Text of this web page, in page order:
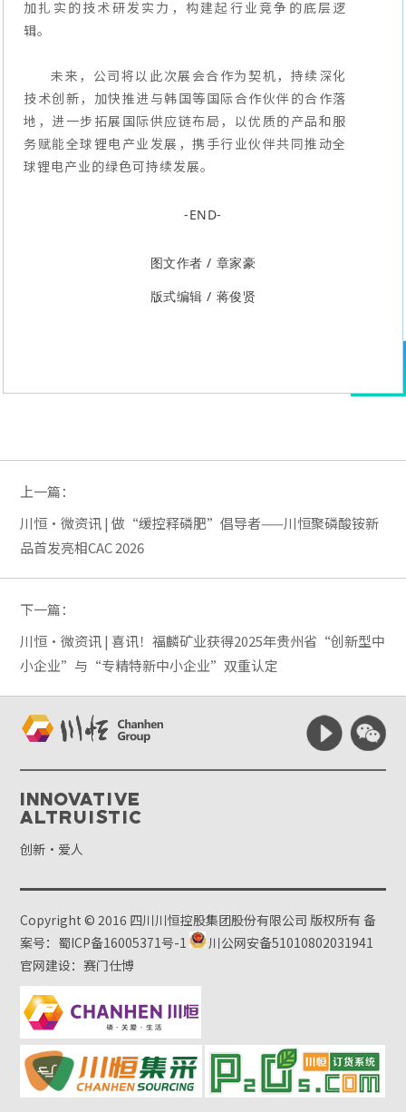
加扎实的技术研发实力，构建起行业竞争的底层逻
辑。
未来，公司将以此次展会合作为契机，持续深化
技术创新，加快推进与韩国等国际合作伙伴的合作落
地，进一步拓展国际供应链布局，以优质的产品和服
务赋能全球锂电产业发展，携手行业伙伴共同推动全
球锂电产业的绿色可持续发展。
-END-
图文作者 / 章家豪
版式编辑 / 蒋俊贤
上一篇：
川恒·微资讯 | 做“缓控释磷肥”倡导者——川恒聚磷酸铵新
品首发亮相CAC 2026
下一篇：
川恒·微资讯 | 喜讯！福麟矿业获得2025年贵州省“创新型中
小企业”与“专精特新中小企业”双重认定
Innovative
Altruistic
创新·爱人
Copyright © 2016 四川川恒控股集团股份有限公司 版权所有备
案号：蜀ICP备16005371号-1
川公网安备51010802031941
官网建设：赛门仕博